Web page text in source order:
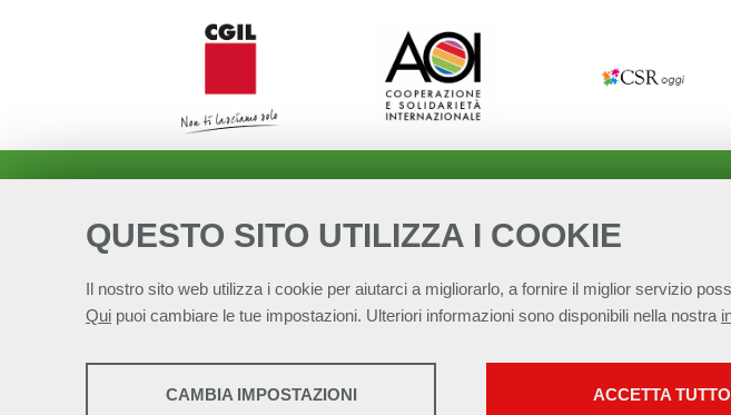
QUESTO SITO UTILIZZA I COOKIE
Il nostro sito web utilizza i cookie per aiutarci a migliorarlo, a fornire il miglior servizio
Qui puoi cambiare le tue impostazioni. Ulteriori informazioni sono disponibili nella nostra
STATISTICHE
CAMBIA IMPOSTAZIONI ACCETTA TUTTO
Alleanza Italiana per lo Sviluppo Sostenibile - ASviS